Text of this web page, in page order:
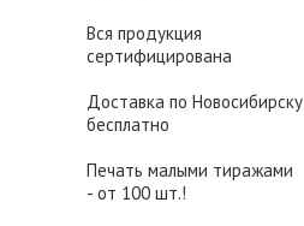
Вся продукция
сертифицирована
Доставка по Новосибирску
бесплатно
Печать малыми тиражами
- от 100 шт.!